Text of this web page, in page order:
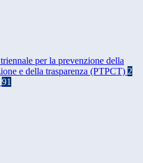
per la prevenzione della
e della trasparenza (PTPCT) 2
91